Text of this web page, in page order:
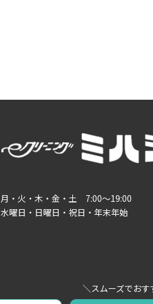
月・火・木・金・土 7:00～19:00
水曜日・日曜日・祝日・年末年始